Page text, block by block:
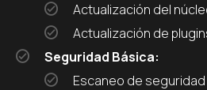
Actualización del
Actualización de
Seguridad Básica:
Escaneo de seguridad mensual para